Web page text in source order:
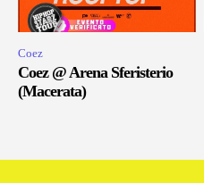
Coez
Coez @ Arena Sferisterio
(Macerata)